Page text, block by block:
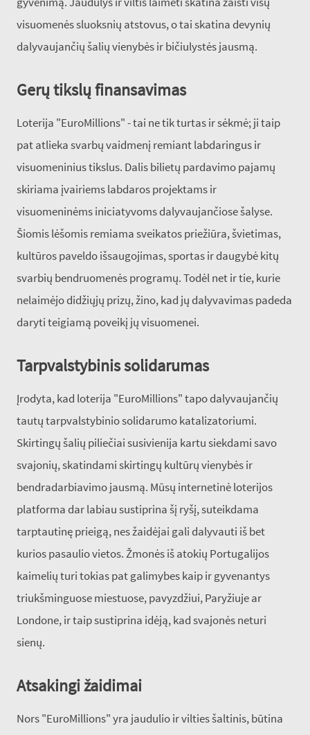
visuomenės sluoksnių atstovus, o tai skatina devynių
dalyvaujančių šalių vienybės ir bičiulystės jausmą.
Gerų tikslų finansavimas
Loterija "EuroMillions" - tai ne tik turtas ir sėkmė; ji taip
pat atlieka svarbų vaidmenį remiant labdaringus ir
visuomeninius tikslus. Dalis bilietų pardavimo pajamų
skiriama įvairiems labdaros projektams ir
visuomeninėms iniciatyvoms dalyvaujančiose šalyse.
Šiomis lėšomis remiama sveikatos priežiūra, švietimas,
kultūros paveldo išsaugojimas, sportas ir daugybė kitų
svarbių bendruomenės programų. Todėl net ir tie, kurie
nelaimėjo didžiųjų prizų, žino, kad jų dalyvavimas padeda
daryti teigiamą poveikį jų visuomenei.
Tarpvalstybinis solidarumas
Įrodyta, kad loterija "EuroMillions" tapo dalyvaujančių
tautų tarpvalstybinio solidarumo katalizatoriumi.
Skirtingų šalių piliečiai susivienija kartu siekdami savo
svajonių, skatindami skirtingų kultūrų vienybės ir
bendradarbiavimo jausmą. Mūsų internetinė loterijos
platforma dar labiau sustiprina šį ryšį, suteikdama
tarptautinę prieigą, nes žaidėjai gali dalyvauti iš bet
kurios pasaulio vietos. Žmonės iš atokių Portugalijos
kaimelių turi tokias pat galimybes kaip ir gyvenantys
triukšminguose miestuose, pavyzdžiui, Paryžiuje ar
Londone, ir taip sustiprina idėją, kad svajonės neturi
sienų.
Atsakingi žaidimai
Nors "EuroMillions" yra jaudulio ir vilties šaltinis, būtina